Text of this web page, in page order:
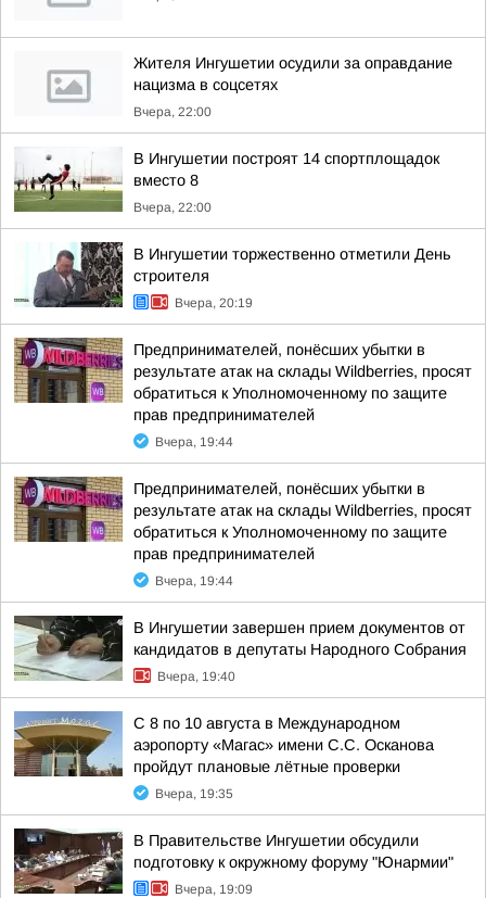
Жителя Ингушетии осудили за оправдание
нацизма в соцсетях
Вчера, 22:00
В Ингушетии построят 14 спортплощадок
вместо 8
Вчера, 22:00
В Ингушетии торжественно отметили День
строителя
Вчера, 20:19
Предпринимателей, понёсших убытки в
результате атак на склады Wildberries, просят
обратиться к Уполномоченному по защите
прав предпринимателей
Вчера, 19:44
Предпринимателей, понёсших убытки в
результате атак на склады Wildberries, просят
обратиться к Уполномоченному по защите
прав предпринимателей
Вчера, 19:44
В Ингушетии завершен прием документов от
кандидатов в депутаты Народного Собрания
Вчера, 19:40
С 8 по 10 августа в Международном
аэропорту «Магас» имени С.С. Осканова
пройдут плановые лётные проверки
Вчера, 19:35
В Правительстве Ингушетии обсудили
подготовку к окружному форуму "Юнармии"
Вчера, 19:09